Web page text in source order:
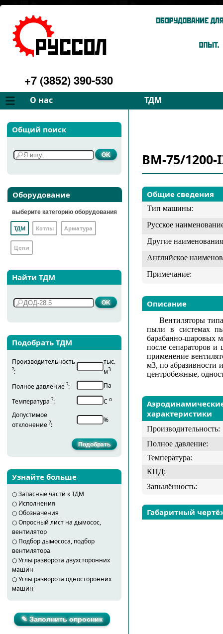
+7 (3852) 390-530
О нас ТДМ
Компания
Философия
Услуги
Галерея
Контакты
Запчасти
Подбор
Общий поиск
Оборудование
выберите категорию оборудования
ТДМ Котлы Арматура
Цепи
Найти ТДМ
Подобрать ТДМ
Производительность
?:
тыс.
м3
Полное давление ?:
Па
Температура ?: С о
Допустимое
отклонение ?:
%
Узнайте больше
○Запасные части к ТДМ
○ Исполнения
○Обозначения
○Опросный лист на дымосос,
вентилятор
○ Подбор дымососа, подбор
вентилятора
○Углы разворота двухсторонних
машин
○Углы разворота односторонних
машин
✎ Заполнить опросник
ВМ-75/1200-
Общие сведения
Тип машины:
Русское
Другие
Английское
Примечание:
Описание
Вентиляторы
пыли в системах
барабанно-шаровых
после сепараторов
применение
м3, по абразивности
центробежные,
характеристики
Производительность:
Полное давление:
Температура:
КПД:
Запылённость:
Габаритный